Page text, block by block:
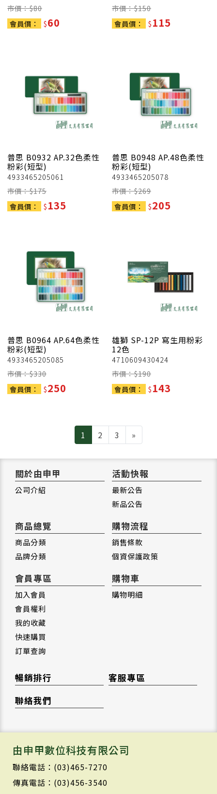
市價：$80
會員價：
$60
市價：$150
會員價：
$115
普思 B0932 AP.32色柔性
粉彩(短型)
4933465205061
市價：$175
會員價：
$135
普思 B0948 AP.48色柔性
粉彩(短型)
4933465205078
市價：$269
會員價：
$205
普思 B0964 AP.64色柔性
粉彩(短型)
4933465205085
市價：$330
會員價：
$250
雄獅 SP-12P 寫生用粉彩
12色
4710609430424
市價：$190
會員價：
$143
1 2 3 »
關於由申甲
公司介紹
活動快報
最新公告
新品公告
商品總覽
商品分類
品牌分類
購物流程
銷售條款
個資保護政策
會員專區
加入會員
會員權利
我的收藏
快速購買
訂單查詢
購物車
購物明細
暢銷排行
客服專區
聯絡我們
由申甲數位科技有限公司
聯絡電話：(03)465-7270
傳真電話：(03)456-3540